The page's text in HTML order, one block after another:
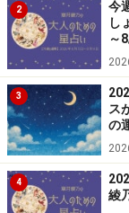
マイペースにな
＞【12星座別】
の星座は？
2
今
し
～
3
ス
の
4
綾